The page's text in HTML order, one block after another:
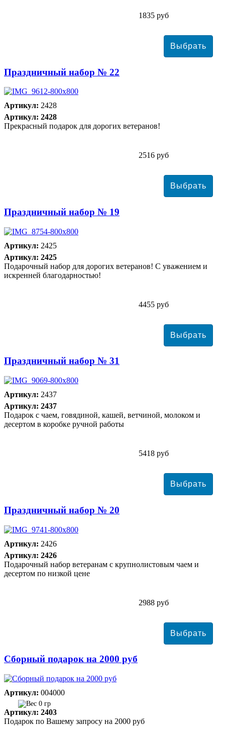
1835 руб
Праздничный набор № 22
Артикул: 2428
Артикул: 2428
Прекрасный подарок для дорогих ветеранов!
2516 руб
Праздничный набор № 19
Артикул: 2425
Артикул: 2425
Подарочный набор для дорогих ветеранов! С уважением и
искренней благодарностью!
4455 руб
Праздничный набор № 31
Артикул: 2437
Артикул: 2437
Подарок с чаем, говядиной, кашей, ветчиной, молоком и
десертом в коробке ручной работы
5418 руб
Праздничный набор № 20
Артикул: 2426
Артикул: 2426
Подарочный набор ветеранам с крупнолистовым чаем и
десертом по низкой цене
2988 руб
Сборный подарок на 2000 руб
Артикул: 004000
0 гр
Артикул: 2403
Подарок по Вашему запросу на 2000 руб